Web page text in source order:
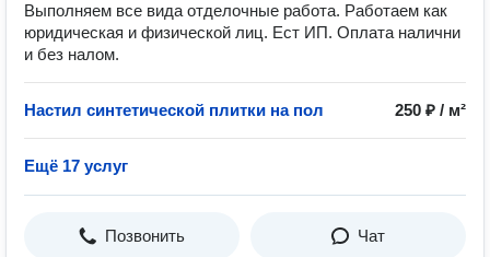
Выполняем все вида отделочные работа. Работаем как
юридическая и физической лиц. Ест ИП. Оплата налични
и без налом.
Настил синтетической плитки на пол 250 ₽ / м²
Ещё 17 услуг
Позвонить Чат